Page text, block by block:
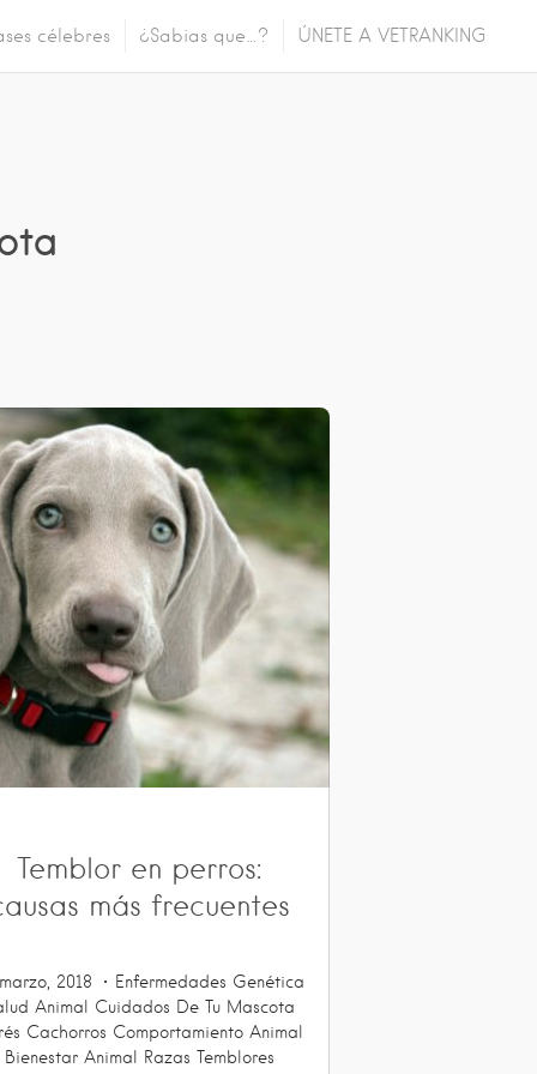
célebres ¿Sabias que…? ÚNETE A VETRANKING
Temblor en perros:
más frecuentes
2018 Enfermedades Genética
Animal
Cuidados De Tu Mascota
Cachorros Comportamiento Animal
Bienestar Animal
Razas Temblores